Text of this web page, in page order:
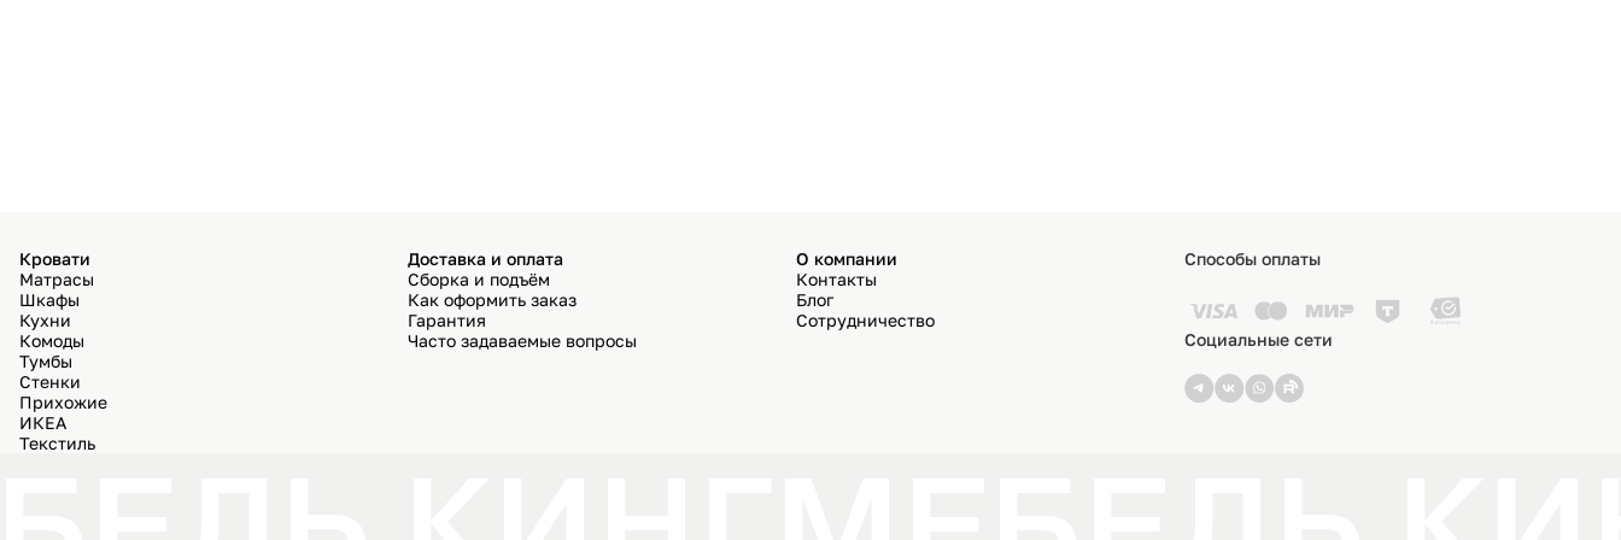
Кровати
Матрасы
Шкафы
Кухни
Комоды
Тумбы
Стенки
Прихожие
ИКЕА
Текстиль
Доставка и оплата
Сборка и подъём
Как оформить заказ
Гарантия
Часто задаваемые вопросы
О компании
Контакты
Блог
Сотрудничество
Способы оплаты
Социальные сети